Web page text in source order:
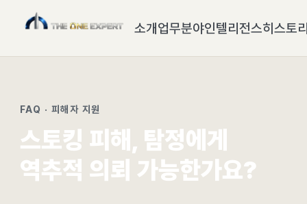
소개업무분야인텔리전스히스토
FAQ · 피해자 지원
스토킹 피해, 탐정에게
역추적 의뢰 가능한가요?